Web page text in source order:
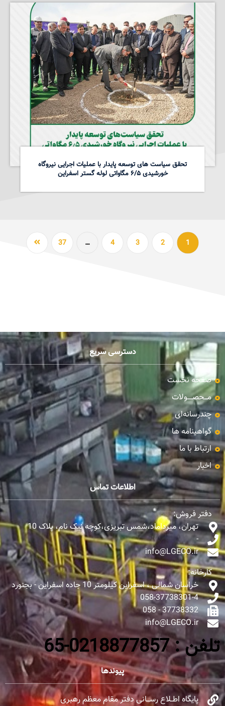
تحقق سیاست های توسعه پایدار با عملیات اجرایی نیروگاه
خورشیدی ۶/۵ مگاواتی لوله گستر اسفراین
1
2
3
4
…
37
دسترسی سریع
صفحه نخست
مـــحصـــــولات
چندرسانه‌ای
گواهینامه ها
ارتباط با ما
اخبار
اطلاعات تماس
دفتر فروش:
تهران، میرداماد،شمس تبریزی،کوچه نیک نام، پلاک 10
-
info@LGECO.ir
کارخانه:
خراسان شمالی ، اسفراین کیلومتر 10 جاده اسفراین - بجنورد
058-37738301-4
37738332 - 058
info@LGECO.ir
تلفن : 0218877857-65
پیوندها
پایگاه اطــلاع رســـانی دفتر مقام معظم رهبری